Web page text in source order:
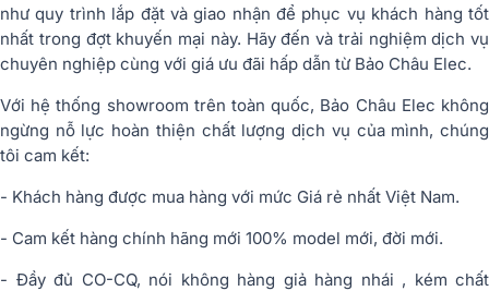
như quy trình lắp đặt và giao nhận để phục vụ khách hàng tốt
nhất trong đợt khuyến mại này. Hãy đến và trải nghiệm dịch vụ
chuyên nghiệp cùng với giá ưu đãi hấp dẫn từ Bảo Châu Elec.
Với hệ thống showroom trên toàn quốc, Bảo Châu Elec không
ngừng nỗ lực hoàn thiện chất lượng dịch vụ của mình, chúng
tôi cam kết:
- Khách hàng được mua hàng với mức Giá rẻ nhất Việt Nam.
- Cam kết hàng chính hãng mới 100% model mới, đời mới.
- Đầy đủ CO-CQ, nói không hàng giả hàng nhái , kém chất